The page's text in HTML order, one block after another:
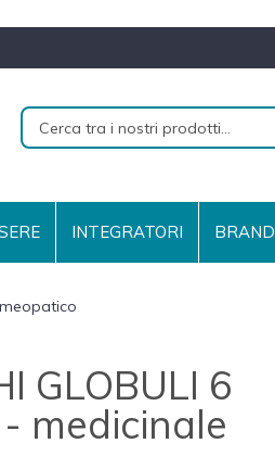
INTEGRATORI BRAND
GLOBULI 6
medicinale